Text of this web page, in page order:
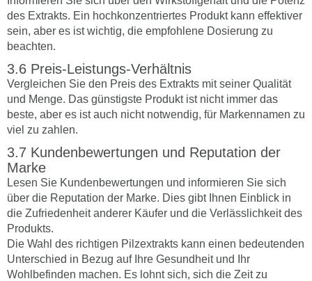
des Extrakts. Ein hochkonzentriertes Produkt kann effektiver
sein, aber es ist wichtig, die empfohlene Dosierung zu
beachten.
Preis-Leistungs-Verhältnis
Vergleichen Sie den Preis des Extrakts mit seiner Qualität
und Menge. Das günstigste Produkt ist nicht immer das
beste, aber es ist auch nicht notwendig, für Markennamen zu
viel zu zahlen.
Kundenbewertungen und Reputation der
Marke
Lesen Sie Kundenbewertungen und informieren Sie sich
über die Reputation der Marke. Dies gibt Ihnen Einblick in
die Zufriedenheit anderer Käufer und die Verlässlichkeit des
Produkts.
Die Wahl des richtigen Pilzextrakts kann einen bedeutenden
Unterschied in Bezug auf Ihre Gesundheit und Ihr
Wohlbefinden machen. Es lohnt sich, sich die Zeit zu